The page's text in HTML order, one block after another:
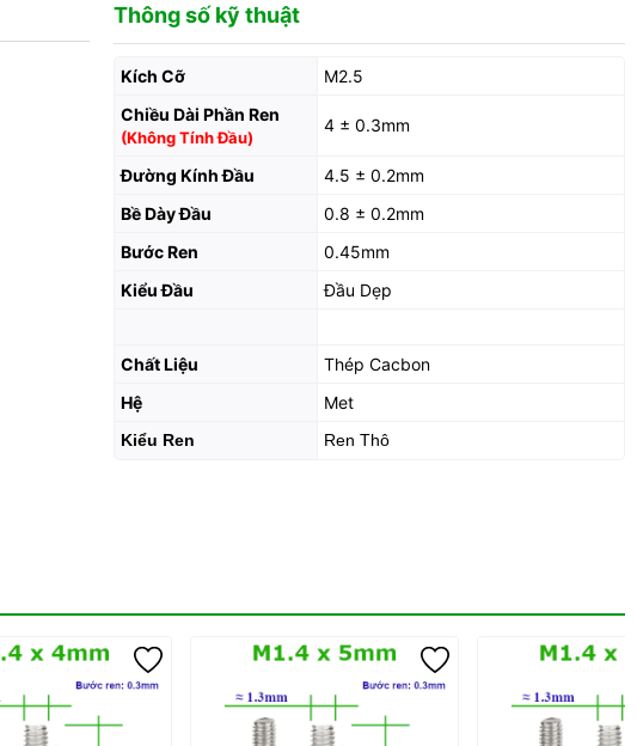
Thông số kỹ thuật
Kích Cỡ
M2.5
Chiều Dài Phần Ren
(Không Tính Đầu)
4 ± 0.3mm
Đường Kính Đầu
4.5 ± 0.2mm
Bề Dày Đầu
0.8 ± 0.2mm
Bước Ren
0.45mm
Kiểu Đầu
Đầu Dẹp
Chất Liệu
Thép Cacbon
Hệ
Met
Kiểu Ren Ren Thô